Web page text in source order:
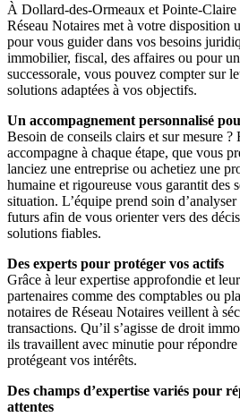
À Dollard-des-Ormeaux et Pointe-Claire
Réseau Notaires met à votre disposition
pour vous guider dans vos besoins
immobilier, fiscal, des affaires ou pour
successorale, vous pouvez compter sur
solutions adaptées à vos objectifs.
Un accompagnement personnalisé
Besoin de conseils clairs et sur mesure ?
accompagne à chaque étape, que vous
lanciez une entreprise ou achetiez une
humaine et rigoureuse vous garantit des
situation. L’équipe prend soin
futurs afin de vous orienter vers des
solutions fiables.
Des experts pour protéger vos actifs
Grâce à leur expertise approfondie et
partenaires comme des comptables ou
notaires de Réseau Notaires veillent à
transactions. Qu’il s’agisse de droit
ils travaillent avec minutie pour répondre
protégeant vos intérêts.
Des champs d’expertise variés pour
attentes